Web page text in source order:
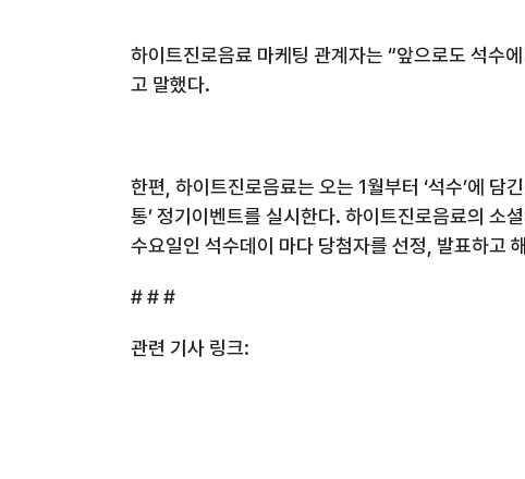
하이트진로음료 마케팅 관계자는 “앞으로도 석수
고 말했다.
한편 하이트진로음료는 오는 1월부터 ‘석수’에 담
통’ 정기이벤트를 실시한다. 하이트진로음료의 소
수요일인 석수데이 마다 당첨자를 선정 발표하고
# # #
관련 기사 링크: